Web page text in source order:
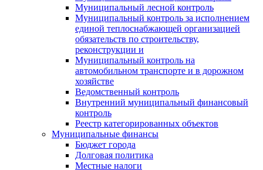
Муниципальный лесной контроль
Муниципальный контроль за исполнением
единой теплоснабжающей организацией
обязательств по строительству,
реконструкции и
Муниципальный контроль на
автомобильном транспорте и в дорожном
хозяйстве
Ведомственный контроль
Внутренний муниципальный финансовый
контроль
Реестр категорированных объектов
Муниципальные финансы
Бюджет города
Долговая политика
Местные налоги